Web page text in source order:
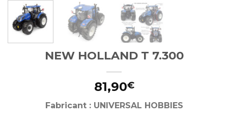
NEW HOLLAND T 7.300
81,90€
Fabricant : UNIVERSAL HOBBIES